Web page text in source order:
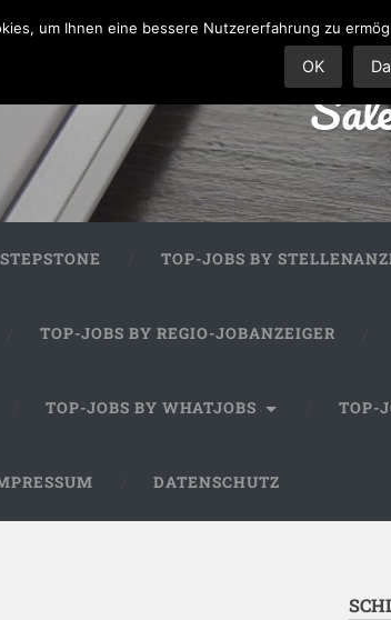
TOP-JOBS BY
TOP-JOBS BY REGIO-JOBANZEIGER
TOP-JOBS BY WHATJOBS TOP-
DATENSCHUTZ
um Ihnen eine bessere Nutzererfahrung zu
OK